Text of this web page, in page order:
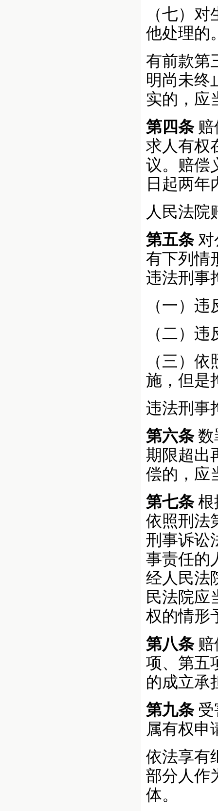
（七）
他处理的
有前款第
明尚未终
实的，应
第四条
求人有权
议。赔偿
日起两年
人民法院
第五条对
有下列情
违法刑事
（一）
（二）
（三）
施，但是
违法刑事
第六条数
期限超出
偿的，应
第七条根
依照刑法
刑事诉讼
事责任的
经人民法
民法院应
权的情形
第八条赔
项、第五
的成立承
第九条受
属有权申
依法享有
部分人作
体。